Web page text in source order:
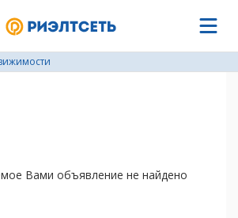
Вами объявление не найдено